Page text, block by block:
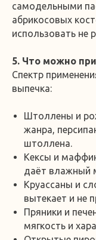
самодельными
абрикосовых
использовать не
5. Что можно
Спектр
выпечка:
Штоллены и
жанра,
штоллена.
Кексы и
даёт влажный
Круассаны и
вытекает и не
Пряники и
мягкость и